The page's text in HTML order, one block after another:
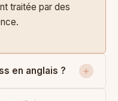
traitée par des
en anglais ?